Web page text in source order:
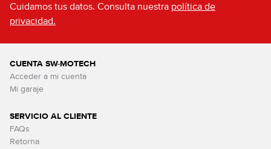
Cuidamos tus datos. Consulta nuestra política de
privacidad.
CUENTA SW-MOTECH
Acceder a mi cuenta
Mi garaje
SERVICIO AL CLIENTE
FAQs
Retorna